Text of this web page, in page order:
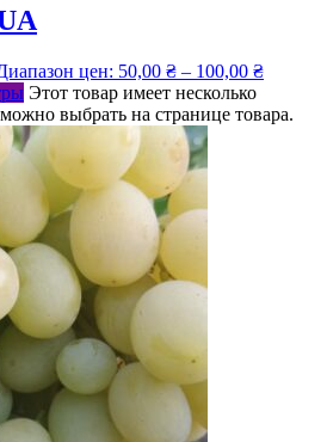
цен: 50,00 ₴ – 100,00 ₴
Этот товар имеет несколько
выбрать на странице товара.